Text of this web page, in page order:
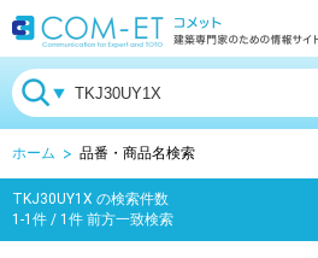
ホーム 品番・商品名検索
TKJ30UY1X の検索件数
1-1件 / 1件 前方一致検索